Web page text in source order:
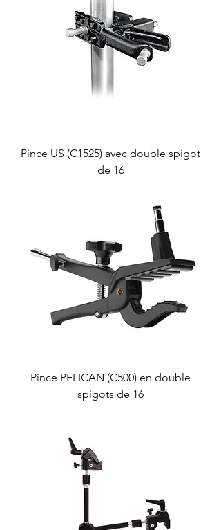
Pince US (C1525) avec double spigot
de 16
Pince PELICAN (C500) en double
spigots de 16